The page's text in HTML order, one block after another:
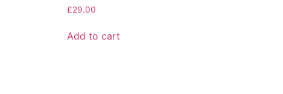
£29.00
Add to cart